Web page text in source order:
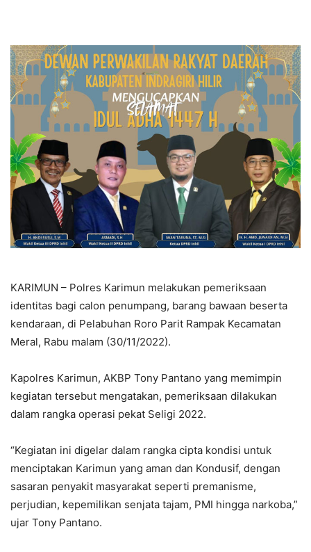
KARIMUN – Polres Karimun melakukan pemeriksaan
identitas bagi calon penumpang, barang bawaan beserta
kendaraan, di Pelabuhan Roro Parit Rampak Kecamatan
Meral, Rabu malam (30/11/2022).
Kapolres Karimun, AKBP Tony Pantano yang memimpin
kegiatan tersebut mengatakan, pemeriksaan dilakukan
dalam rangka operasi pekat Seligi 2022.
“Kegiatan ini digelar dalam rangka cipta kondisi untuk
menciptakan Karimun yang aman dan Kondusif, dengan
sasaran penyakit masyarakat seperti premanisme,
perjudian, kepemilikan senjata tajam, PMI hingga narkoba,”
ujar Tony Pantano.